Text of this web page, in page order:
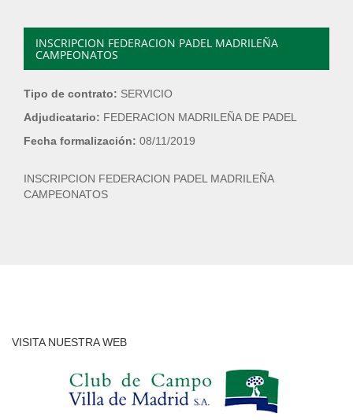
INSCRIPCION FEDERACION PADEL MADRILEÑA
CAMPEONATOS
Tipo de contrato: SERVICIO
Adjudicatario: FEDERACION MADRILEÑA DE PADEL
Fecha formalización: 08/11/2019
INSCRIPCION FEDERACION PADEL MADRILEÑA
CAMPEONATOS
VISITA NUESTRA WEB